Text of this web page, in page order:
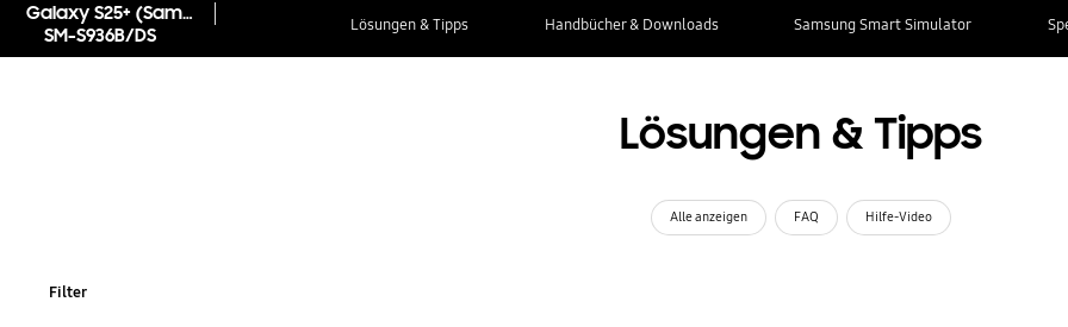
Galaxy S25+ (Samsung.com only)
SM-S936B/DS
Lösungen & Tipps Handbücher & Downloads Samsung Smart Simulator
Lösungen & Tipps
Alle anzeigen FAQ Hilfe-Video
Filter